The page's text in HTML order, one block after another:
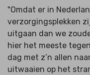
"Omdat er in
verzorgingsplekken
uitgaan dan we
hier het meeste
dag met z’n allen
uitwaaien op het